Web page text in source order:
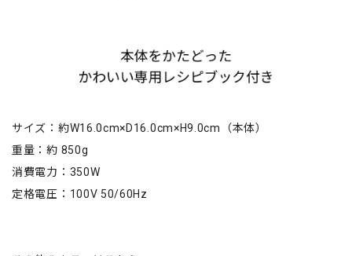
サイズ：約W16.0cm×D16.0cm×H9.0cm（本体）
重量：約 850g
消費電力：350W
定格電圧：100V 50/60Hz